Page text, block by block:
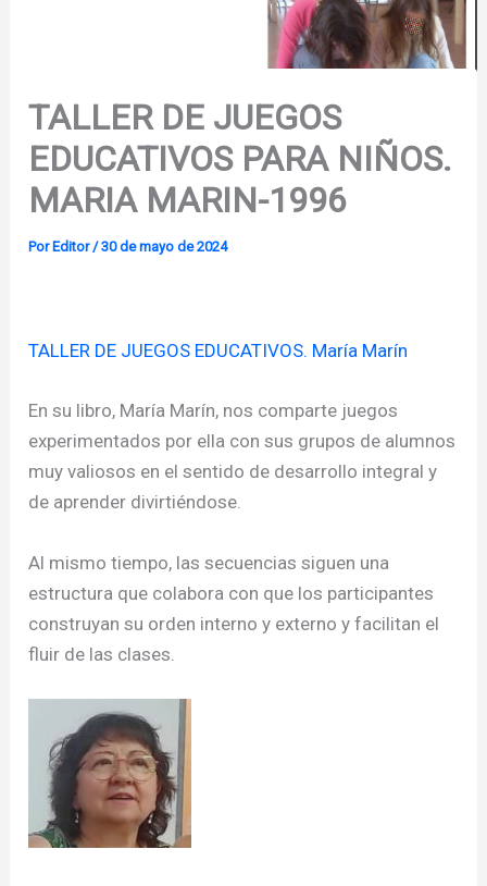
TALLER DE JUEGOS
EDUCATIVOS PARA NIÑOS.
MARIA MARIN-1996
Por Editor /30 de mayo de 2024
TALLER DE JUEGOS EDUCATIVOS. María Marín
En su libro, María Marín, nos comparte juegos
experimentados por ella con sus grupos de alumnos
muy valiosos en el sentido de desarrollo integral y
de aprender divirtiéndose.
Al mismo tiempo, las secuencias siguen una
estructura que colabora con que los participantes
construyan su orden interno y externo y facilitan el
fluir de las clases.